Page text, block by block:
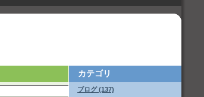
カテゴリ
ブログ (137)